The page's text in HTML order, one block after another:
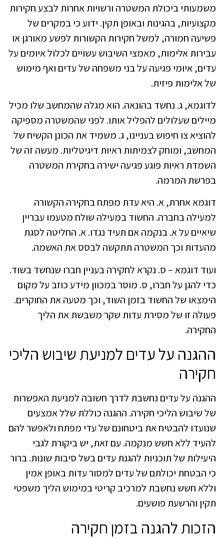
משמעותי ביכולת המשטרה ורשויות אחרות לבצע חקירות
מקצועיות, בהגינות ובאופן תקין. ידוע כי במקרים של
פשיעה חמורה, למשל חקירות הקשורות לפשע מאורגן או
עבירות אלימות, מאמצי השיבוש עשויים לכלול איומים על
עדים, איומי פגיעה על בני משפחה של עדים ואף מימוש
של אלימות פיזית.
לדוגמא, ג. נחשד בהונאה. הוא מגלה שהמחשב שלו מכיל
מיילים שעלולים להפליל אותו. לפני שהמשטרה מספיקה
להוציא צו חיפוש בעניינו, ג. משמיד את הכונן הקשיח של
המחשב, ומוחק לצמיתות ראיות דיגיטליות. מעשה זה של
השמדת ראיות פוגע פגיעה ישירה בחקירת המשטרה
בפרשת המרמה.
דוגמא אחרת, א. היא עדת מפתח בחקירה הקשורה
למעילה בחברה. החשוד במעילה שולח מטעמו עבריין
שיאיים על א. בנקמה אם תעיד נגדו. א. החליטה לסגת
מהעדות וכך המשטרה תתקשה לבסס את האשמה.
ועוד דוגמא – ס. נקרא לחקירה בעניין חברו שנחשד בשוד.
כדי להגן על חברו, ס. מוסר במכוון מידע כוזב על מקום
הימצאו של החשוד בזמן השוד, וכך מטעה את החוקרים.
פעולה זו של מסירת עדות שקר משבשת את הליך
החקירה.
ההגנה על עדים למניעת שיבוש הליכי
חקירה
ההגנה על עדים נחשבת לדרך חשובה למניעת האפשרות
של שיבוש הליכי חקירה. ההגנה כוללת שלל אמצעים
שנועדו להבטיח את ביטחונם של עדי מפתח ולאפשר להם
להעיד ללא חשש מנקמה. עם זאת, יש ביקורת לגבי
היעילות של תוכניות להגנת עדים בשל סיבות שונות. ברור
כי הבטחת יכולתם של עדים למסור עדות באופן אמין
וללא חשש נחשבת למרכיב קריטי במימוש הליך משפטי
תקין והרשעת פושעים.
הזכות להגנה בזמן חקירה